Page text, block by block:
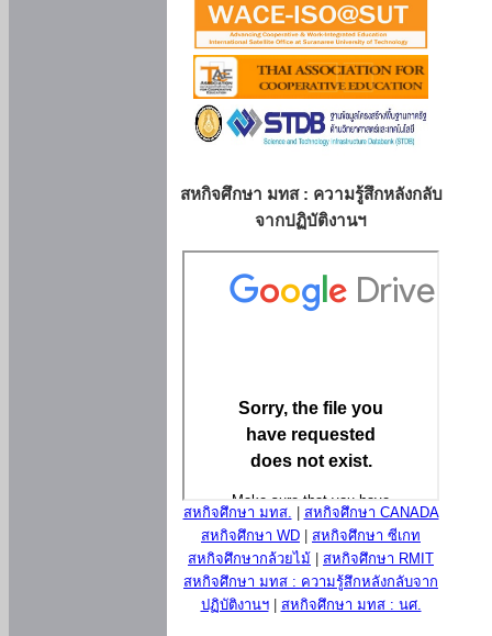
สหกิจศึกษา มทส : ความรู้สึกหลังกลับ
จากปฏิบัติงานฯ
สหกิจศึกษา มทส.
สหกิจศึกษา CANADA
สหกิจศึกษา WD
สหกิจศึกษา ซีเกท
สหกิจศึกษากล้วยไม้
สหกิจศึกษา RMIT
สหกิจศึกษา มทส : ความรู้สึกหลังกลับจาก
ปฏิบัติงานฯ| สหกิจศึกษา มทส : นศ.